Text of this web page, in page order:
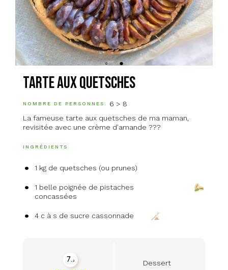
Tarte aux quetsches
NOMBRE DE PERSONNES
6 > 8
La fameuse tarte aux quetsches de ma maman,
revisitée avec une crème d'amande ??‍?
INGRÉDIENTS
1 kg de quetsches (ou prunes)
1 belle poignée de pistaches
concassées
4 c à s de sucre cassonnade
seasonality_view_content
7.2 Dessert